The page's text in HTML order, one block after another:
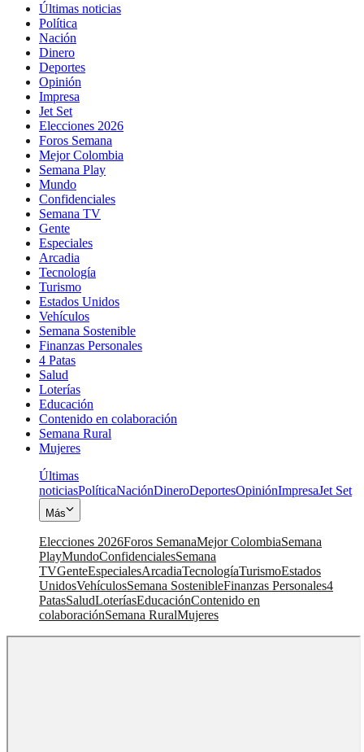
Últimas noticias
Política
Nación
Dinero
Deportes
Opinión
Impresa
Jet Set
Elecciones 2026
Foros Semana
Mejor Colombia
Semana Play
Mundo
Confidenciales
Semana TV
Gente
Especiales
Arcadia
Tecnología
Turismo
Estados Unidos
Vehículos
Semana Sostenible
Finanzas Personales
4 Patas
Salud
Loterías
Educación
Contenido en colaboración
Semana Rural
Mujeres
Últimas
noticiasPolíticaNaciónDineroDeportesOpiniónImpresaJet Set
Más
Elecciones 2026Foros SemanaMejor ColombiaSemana
PlayMundoConfidencialesSemana
TVGenteEspecialesArcadiaTecnologíaTurismoEstados
UnidosVehículosSemana SostenibleFinanzas Personales4
PatasSaludLoteríasEducaciónContenido en
colaboraciónSemana RuralMujeres